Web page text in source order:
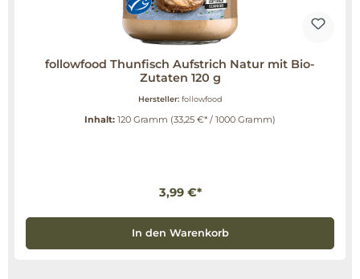
followfood Thunfisch Aufstrich Natur mit Bio-
Zutaten 120 g
Hersteller: followfood
Inhalt: 120 Gramm (33,25 €* / 1000 Gramm)
3,99 €*
In den Warenkorb